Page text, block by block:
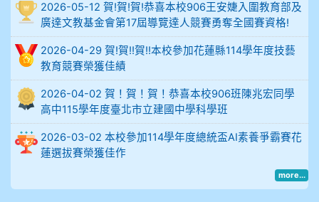
914謝佩臻 5A10+
902蘇奕愷
903陳品帆
904彭子庭
905蔣昇和
905周沛蓉
2026-05-12 賀!賀!賀!恭喜本校906王安婕入圍教育部及
廣達文教基金會第17屆導覽達人競賽勇奪全國賽資格!
2026-04-29 賀!賀!!賀!!本校參加花蓮縣114學年度技藝
教育競賽榮獲佳績
2026-04-02 賀！賀！賀！恭喜本校906班陳兆宏同學
高中115學年度臺北市立建國中學科學班
2026-03-02 本校參加114學年度總統盃AI素養爭霸賽花
蓮選拔賽榮獲佳作
more...